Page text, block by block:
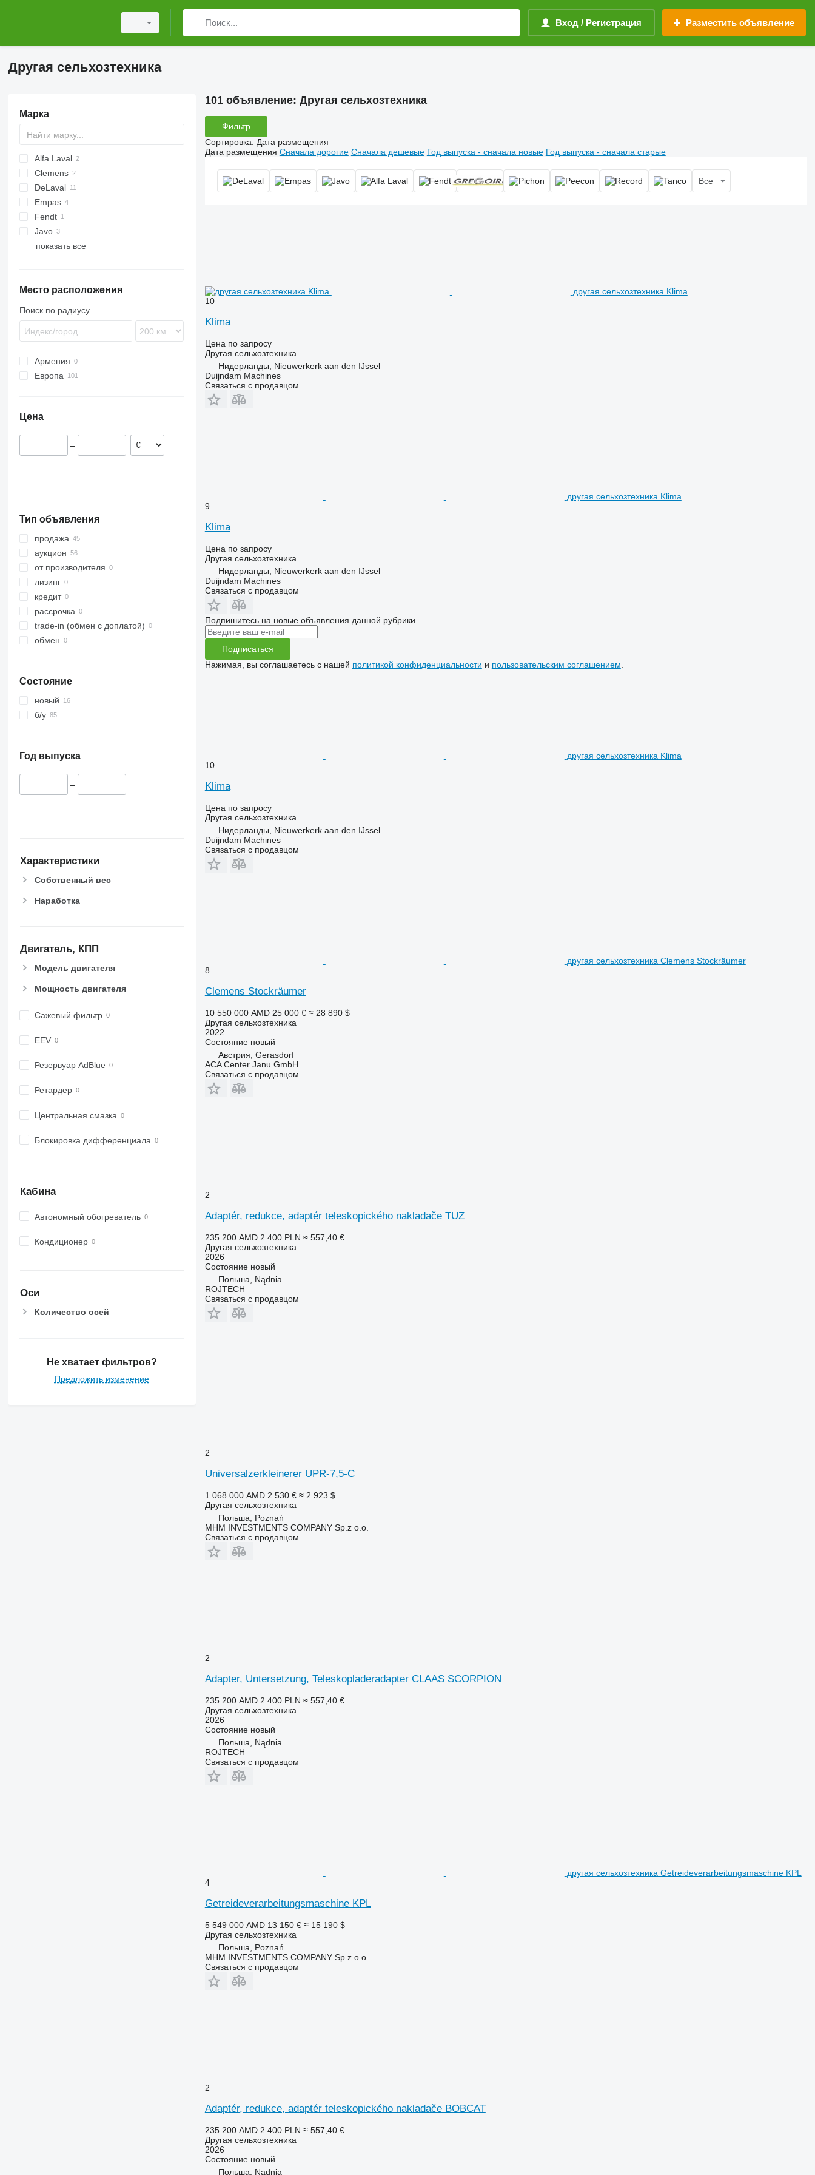
Вход / Регистрация Разместить объявление
Другая сельхозтехника
Марка
Alfa Laval
Clemens
DeLaval
Empas
Fendt
Javo
показать все
Место расположения
Поиск по радиусу
Армения
Европа
Германия
Бельгия
Цена
–
Тип объявления
продажа
аукцион
от производителя
лизинг
кредит
рассрочка
trade-in (обмен с доплатой)
обмен
Состояние
новый
б/у
Год выпуска
–
Характеристики
Собственный вес
Наработка
Двигатель, КПП
Модель двигателя
Мощность двигателя
Сажевый фильтр
EEV
Резервуар AdBlue
Ретардер
Центральная смазка
Блокировка дифференциала
Кабина
Автономный обогреватель
Кондиционер
Оси
Количество осей
Не хватает фильтров?
Предложить изменение
101 объявление: Другая сельхозтехника
Фильтр
Сортировка: Дата размещения
Дата размещения Сначала дорогие Сначала дешевые Год выпуска - сначала новые Год выпуска - сначала старые
Все
другая сельхозтехника Klima
10
Klima
Цена по запросу
Другая сельхозтехника
Нидерланды, Nieuwerkerk aan den IJssel
Duijndam Machines
Связаться с продавцом
другая сельхозтехника Klima
9
Klima
Цена по запросу
Другая сельхозтехника
Нидерланды, Nieuwerkerk aan den IJssel
Duijndam Machines
Связаться с продавцом
Подпишитесь на новые объявления данной рубрики
Подписаться
Нажимая, вы соглашаетесь с нашей политикой конфиденциальности и пользовательским соглашением
другая сельхозтехника Klima
10
Klima
Цена по запросу
Другая сельхозтехника
Нидерланды, Nieuwerkerk aan den IJssel
Duijndam Machines
Связаться с продавцом
другая сельхозтехника Clemens Stockräumer
8
Clemens Stockräumer
10 550 000 AMD 25 000 € ≈ 28 890 $
Другая сельхозтехника
2022
Состояниеновый
Австрия, Gerasdorf
ACA Center Janu GmbH
Связаться с продавцом
2
Adaptér, redukce, adaptér teleskopického nakladače TUZ
235 200 AMD 2 400 PLN ≈ 557,40 €
Другая сельхозтехника
2026
Состояниеновый
Польша, Nądnia
ROJTECH
Связаться с продавцом
2
Universalzerkleinerer UPR-7,5-C
1 068 000 AMD 2 530 € ≈ 2 923 $
Другая сельхозтехника
Польша, Poznań
MHM INVESTMENTS COMPANY Sp.z o.o.
Связаться с продавцом
2
Adapter, Untersetzung, Teleskopladeradapter CLAAS SCORPION
235 200 AMD 2 400 PLN ≈ 557,40 €
Другая сельхозтехника
2026
Состояниеновый
Польша, Nądnia
ROJTECH
Связаться с продавцом
другая сельхозтехника Getreideverarbeitungsmaschine KPL
4
Getreideverarbeitungsmaschine KPL
5 549 000 AMD 13 150 € ≈ 15 190 $
Другая сельхозтехника
Польша, Poznań
MHM INVESTMENTS COMPANY Sp.z o.o.
Связаться с продавцом
2
Adaptér, redukce, adaptér teleskopického nakladače BOBCAT
235 200 AMD 2 400 PLN ≈ 557,40 €
Другая сельхозтехника
2026
Состояниеновый
Польша, Nądnia